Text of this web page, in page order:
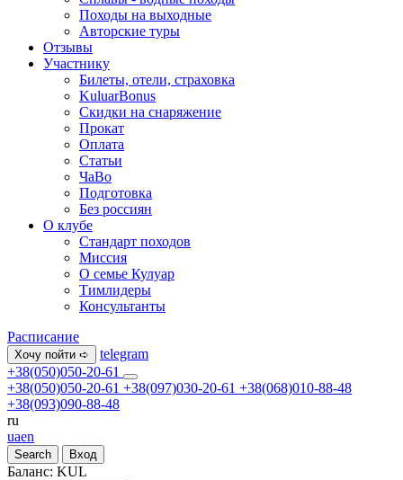
Походы на выходные
Авторские туры
Отзывы
Участнику
Билеты, отели, страховка
KuluarBonus
Скидки на снаряжение
Прокат
Оплата
Статьи
ЧаВо
Подготовка
Без россиян
О клубе
Стандарт походов
Миссия
О семье Кулуар
Тимлидеры
Консультанты
Расписание
Хочу пойти ➪
telegram
+38(050)050-20-61
+38(050)050-20-61 +38(097)030-20-61 +38(068)010-88-48
+38(093)090-88-48
ru
uaen
Search Вход
Баланс: KUL